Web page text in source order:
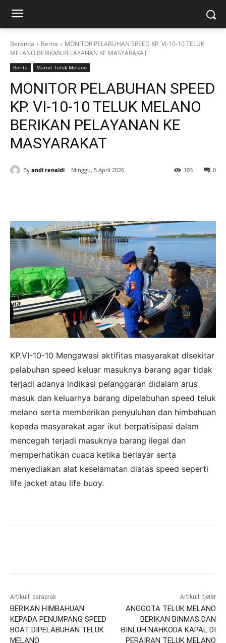
Beranda Berita
MONITOR PELABUHAN SPEED KP. VI-10-10 TELUK
MELANO BERIKAN PELAYANAN KE MASYARAKAT
Berita Marnit Teluk Melano
MONITOR PELABUHAN SPEED
KP. VI-10-10 TELUK MELANO
BERIKAN PELAYANAN KE
MASYARAKAT
By andi renaldi Minggu, 5 April 2026 0
103
KP.VI-10-10 Mengawasi aktifitas masyarakat disekitar
pelabuhan speed keluar masuknya barang agar tidak
terjadi adanya indikasi pelanggaran didalam arus
masuk dan keluarnya barang dipelabuhan speed teluk
melano serta memberikan penyuluhan dan himbahuan
kepada masyarakat agar ikut berpatisipasi dalam
mencegah terjadi masuknya barang ilegal dan
memperhatikan cuaca ketika berlayar serta
menyediakan alat keselamatan diatas speed seperti
life jacket atau life buoy.
Artikulli paraprak
BERIKAN HIMBAHUAN
KEPADA PENUMPANG SPEED
BOAT DIPELABUHAN TELUK
MELANO
Artikulli tjetër
ANGGOTA TELUK MELANO
BERIKAN BINMAS DAN
BINLUH NAHKODA KAPAL DI
PERAIRAN TELUK MELANO